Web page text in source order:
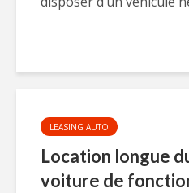
LEASING AUTO
Location longue
voiture de